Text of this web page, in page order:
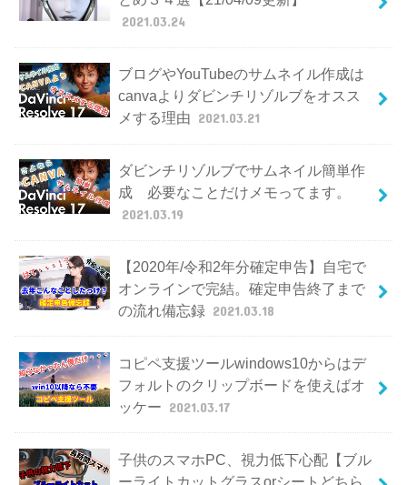
2021.03.24
ブログやYouTubeのサムネイル作成は
canvaよりダビンチリゾルブをオスス
メする理由 2021.03.21
ダビンチリゾルブでサムネイル簡単作
成 必要なことだけメモってます。
2021.03.19
【2020年/令和2年分確定申告】自宅で
オンラインで完結。確定申告終了まで
の流れ備忘録 2021.03.18
コピペ支援ツールwindows10からはデ
フォルトのクリップボードを使えばオ
ッケー 2021.03.17
子供のスマホPC、視力低下心配【ブル
ーライトカットグラスorシートどちら